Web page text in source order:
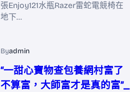
張Enjoy121水瓶Razer雷蛇電競椅在
地下…
Byadmin
“一甜心寶物查包養網村富了
不算富，大師富才是真的富”_